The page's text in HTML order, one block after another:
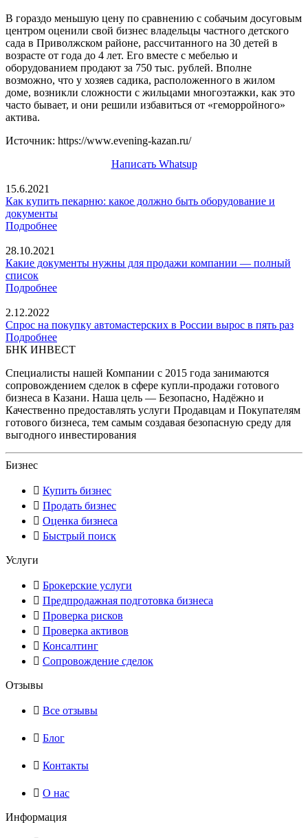
В гораздо меньшую цену по сравнению с собачьим досуговым
центром оценили свой бизнес владельцы частного детского
сада в Приволжском районе, рассчитанного на 30 детей в
возрасте от года до 4 лет. Его вместе с мебелью и
оборудованием продают за 750 тыс. рублей. Вполне
возможно, что у хозяев садика, расположенного в жилом
доме, возникли сложности с жильцами многоэтажки, как это
часто бывает, и они решили избавиться от «геморройного»
актива.
Источник: https://www.evening-kazan.ru/
Написать Whatsup
15.6.2021
Как купить пекарню: какое должно быть оборудование и
документы
Подробнее
28.10.2021
Какие документы нужны для продажи компании — полный
список
Подробнее
2.12.2022
Спрос на покупку автомастерских в России вырос в пять раз
Подробнее
БНК ИНВЕСТ
Специалисты нашей Компании с 2015 года занимаются
сопровождением сделок в сфере купли-продажи готового
бизнеса в Казани. Наша цель — Безопасно, Надёжно и
Качественно предоставлять услуги Продавцам и Покупателям
готового бизнеса, тем самым создавая безопасную среду для
выгодного инвестирования
Бизнес
Купить бизнес
Продать бизнес
Оценка бизнеса
Быстрый поиск
Услуги
Брокерские услуги
Предпродажная подготовка бизнеса
Проверка рисков
Проверка активов
Консалтинг
Сопровождение сделок
Отзывы
Все отзывы
Блог
Контакты
О нас
Информация